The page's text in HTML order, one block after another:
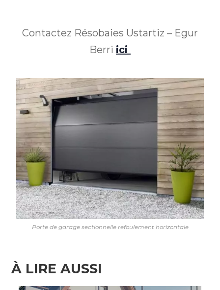
Contactez Résobaies Ustartiz – Egur
Berri ici
Porte de garage sectionnelle refoulement horizontale
À LIRE AUSSI